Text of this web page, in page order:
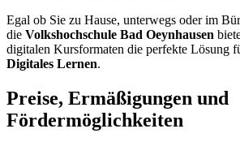
Egal ob Sie zu Hause, unterwegs oder im
die Volkshochschule Bad Oeynhausen
digitalen Kursformaten die perfekte Lösung
Digitales Lernen.
Preise, Ermäßigungen und
Fördermöglichkeiten